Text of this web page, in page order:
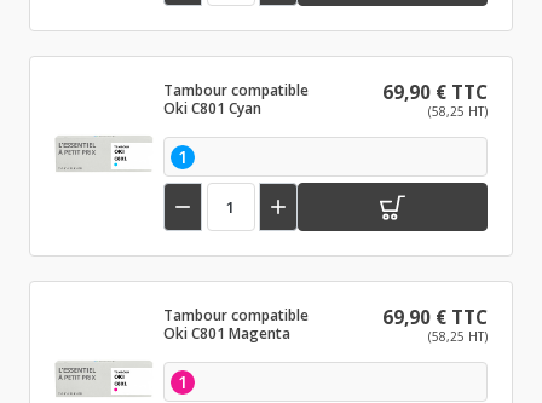
Tambour compatible
Oki C801 Cyan
69,90 € TTC
(58,25 HT)
1
 
Tambour compatible
Oki C801 Magenta
69,90 € TTC
(58,25 HT)
1